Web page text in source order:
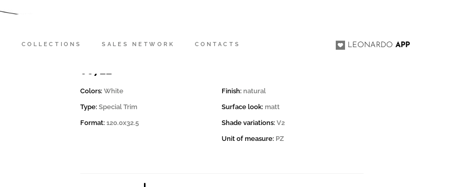
COLLECTIONS SALES NETWORK CONTACTS LEONARDOAPP
00722
Colors: White
Type: Special Trim
Format: 120.0x32.5
Finish: natural
Surface look: matt
Shade variations: V2
Unit of measure: PZ